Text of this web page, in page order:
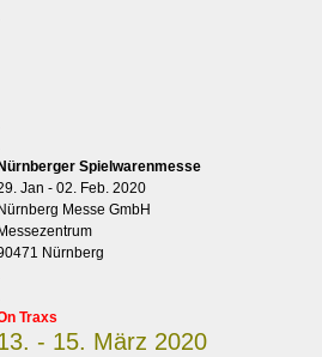
Nürnberger Spielwarenmesse
Jan - 02. Feb. 2020
Nürnberg Messe GmbH
Messezentrum
Nürnberg
Traxs
- 15. März 2020